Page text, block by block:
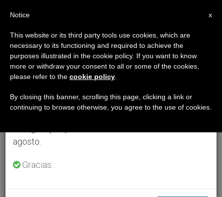
×
Aviso importante
Del 27 de julio al 7 de agosto haremos la pausa
anual, aprovechando que en el periodo de verano
se generan menos informaciones y también el
agosto.
Gracias.
x
Notice
This website or its third party tools use cookies, which are
necessary to its functioning and required to achieve the
purposes illustrated in the cookie policy. If you want to know
more or withdraw your consent to all or some of the cookies,
please refer to the cookie policy
By closing this banner, scrolling this page, clicking a link or
continuing to browse otherwise, you agree to the use of cookies.